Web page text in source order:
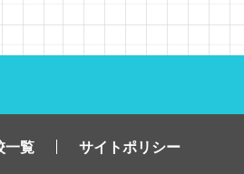
一覧 サイトポリシー